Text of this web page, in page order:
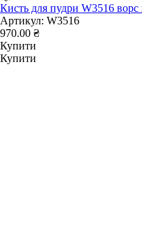
Кисть для пудри W3516 ворс
Артикул: W3516
970.00 ₴
Купити
Купити